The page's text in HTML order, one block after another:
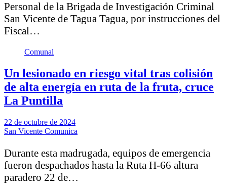
Personal de la Brigada de Investigación Criminal
San Vicente de Tagua Tagua, por instrucciones del
Fiscal…
Comunal
Un lesionado en riesgo vital tras colisión
de alta energía en ruta de la fruta, cruce
La Puntilla
22 de octubre de 2024
San Vicente Comunica
Durante esta madrugada, equipos de emergencia
fueron despachados hasta la Ruta H-66 altura
paradero 22 de…